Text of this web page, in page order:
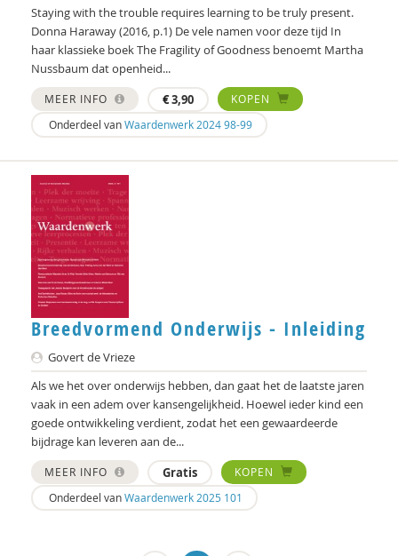
Olaf Galisch
Bert Gasenbeek
Kees Greven
Jason Heap
Kees Hellingman
Christoph Henning
Bart Hetebrij
Felix van Hoften
Henriette Hoogenkamp
Rik Hospers
Marjan Houkes
Yuk Hui
Wim Hullegie
Hester IJsseling
Staying with the trouble requires learning to be truly present.
Donna Haraway (2016, p.1) De vele namen voor deze tijd In
haar klassieke boek The Fragility of Goodness benoemt Martha
Nussbaum dat openheid...
MEER INFO €3,90
KOPEN
Onderdeel vanWaardenwerk 2024 98-99
Breedvormend Onderwijs - Inleiding
Govert de Vrieze
Als we het over onderwijs hebben, dan gaat het de laatste jaren
vaak in een adem over kansengelijkheid. Hoewel ieder kind een
goede ontwikkeling verdient, zodat het een gewaardeerde
bijdrage kan leveren aan de...
MEER INFO Gratis
KOPEN
Onderdeel vanWaardenwerk 2025 101